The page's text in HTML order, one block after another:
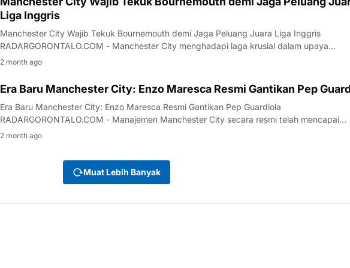
Liga Inggris
Manchester City Wajib Tekuk Bournemouth demi Jaga Peluang Juara Liga Inggris
RADARGORONTALO.COM - Manchester City menghadapi laga krusial dalam upaya
mempertahankan gelar juara L…
2 month ago
Era Baru Manchester City: Enzo Maresca Resmi Gantikan Pep
Era Baru Manchester City: Enzo Maresca Resmi Gantikan Pep Guardiola
RADARGORONTALO.COM - Manajemen Manchester City secara resmi telah mencapai
kesepakatan tingkat lanjut untuk me…
2 month ago
Muat Lebih Banyak